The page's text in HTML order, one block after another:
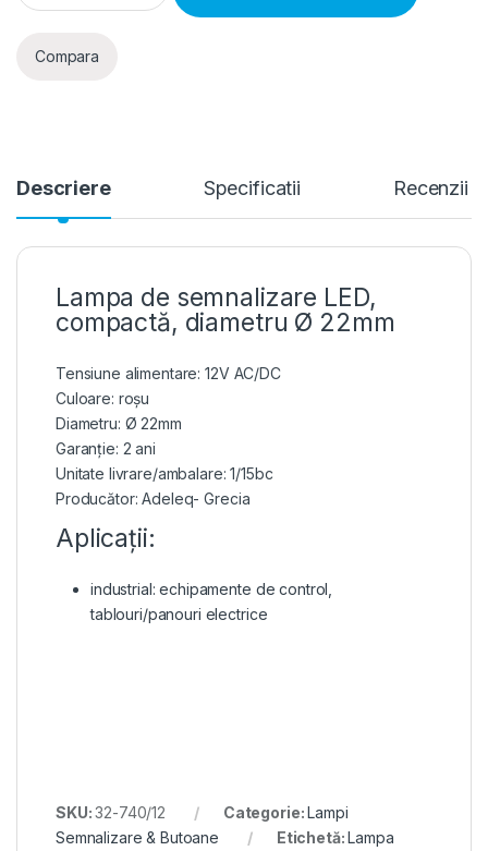
Compara
Descriere Specificatii Recenzii
Lampa de semnalizare LED,
compactă, diametru Ø 22mm
Tensiune alimentare: 12V AC/DC
Culoare: roșu
Diametru: Ø 22mm
Garanție: 2 ani
Unitate livrare/ambalare: 1/15bc
Producător: Adeleq- Grecia
Aplicații:
industrial: echipamente de control,
tablouri/panouri electrice
SKU:32-740/12 Categorie:Lampi
Semnalizare & Butoane
Etichetă:Lampa